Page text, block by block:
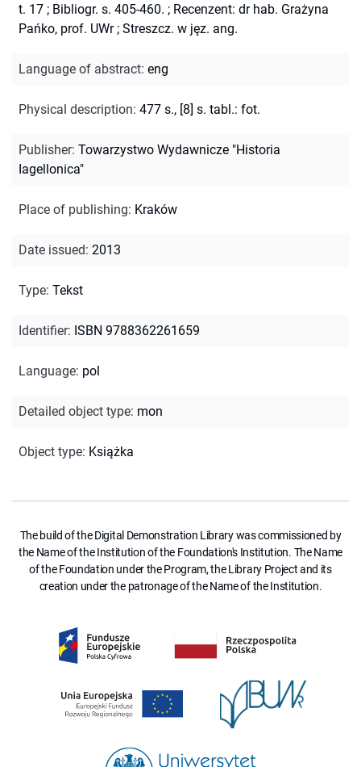
t. 17 ; Bibliogr. s. 405-460. ; Recenzent: dr hab. Grażyna
Pańko, prof. UWr; Streszcz. w jęz. ang.
Language of abstract: eng
Physical description: 477 s., [8] s. tabl.: fot.
Publisher: Towarzystwo Wydawnicze "Historia
Iagellonica"
Place of publishing: Kraków
Date issued: 2013
Type: Tekst
Identifier: ISBN 9788362261659
Language: pol
Detailed object type: mon
Object type: Książka
The build of the Digital Demonstration Library was commissioned by
the Name of the Institution of the Foundation's Institution. The Name
of the Foundation under the Program, the Library Project and its
creation under the patronage of the Name of the Institution.